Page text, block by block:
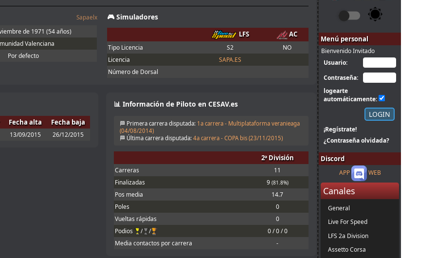
obligatorio, yo lo meto en la carpeta
of the adjustments allowed
en Iracing.
Sapaelx
de 1971 (54 años)
Valenciana
Por defecto
🎮 Simuladores
LFS AC
Tipo Licencia S2
NO
Licencia
SAPA.ES
Número de Dorsal
Fecha alta Fecha baja
13/09/2015 26/12/2015
📊 Información de Piloto en CESAV.es
🏁 Primera carrera disputada: 1a carrera - Multiplataforma veranieaga
(04/08/2014)
🏁 Última carrera disputada: 4a carrera - COPA bis (23/11/2015)
2ª División
Carreras
11
Finalizadas
9 (81.8%)
Pos media
14.7
Poles
0
Vueltas rápidas
0
Podios
/ /
0 / 0 / 0
Media contactos por carrera
-
Menú personal
Bienvenido Invitado
Usuario:
Contraseña:
logearte
automáticamente:
¡Regístrate!
¿Contraseña olvidada?
Discord
APP WEB
Canales
General
Live For Speed
LFS 2a Division
Assetto Corsa